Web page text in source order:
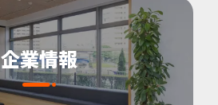
企業情報